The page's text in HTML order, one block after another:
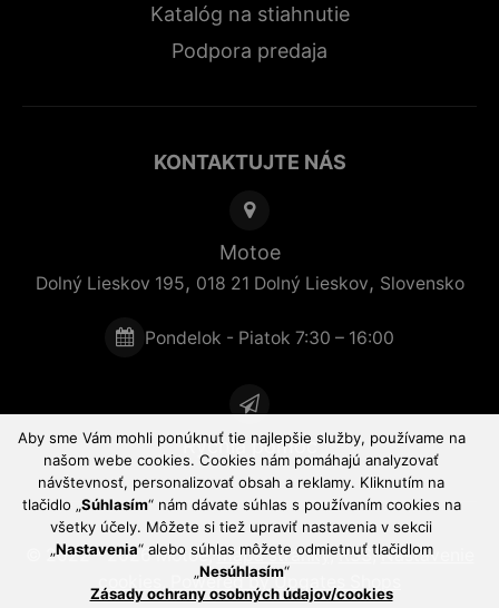
Katalóg na stiahnutie
Podpora predaja
KONTAKTUJTE NÁS
Motoe
Dolný Lieskov 195, 018 21 Dolný Lieskov, Slovensko
Pondelok - Piatok 7:30 – 16:00
Rýchla pomoc
© 2022 - 2026 Motoe,mapa stránky,RSS ,Nastavenie
Powered by Upgates Shops
Aby sme Vám mohli ponúknuť tie najlepšie služby, používame na
našom webe cookies. Cookies nám pomáhajú analyzovať
návštevnosť, personalizovať obsah a reklamy. Kliknutím na
tlačidlo „Súhlasím“ nám dávate súhlas s používaním cookies na
všetky účely. Môžete si tiež upraviť nastavenia v sekcii
„Nastavenia“ alebo súhlas môžete odmietnuť tlačidlom
„Nesúhlasím“
Zásady ochrany osobných údajov/cookies